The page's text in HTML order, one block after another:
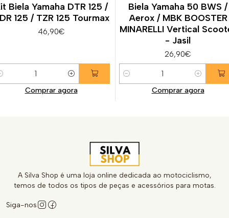
Biela Yamaha DTR 125 /
125 / TZR 125 Tourmax
46,90€
Comprar agora
Biela Yamaha 50 BWS /
Aerox / MBK BOOSTER
MINARELLI Vertical
- Jasil
26,90€
Quantidade
Comprar agora
A Silva Shop é uma loja online dedicada ao motociclismo,
temos de todos os tipos de peças e acessórios para motas.
Siga-nos